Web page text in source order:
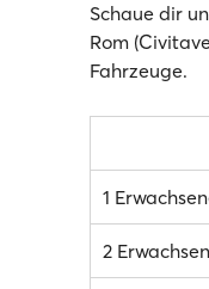
Schaue dir
Rom
Fahrzeuge.
1
2